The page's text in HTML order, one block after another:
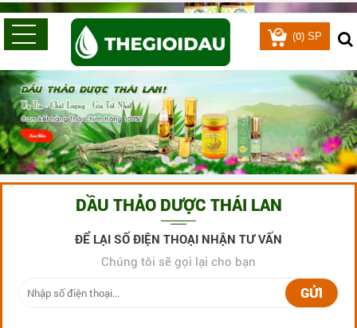
(0) SP
DẦU THẢO DƯỢC THÁI LAN
ĐỂ LẠI SỐ ĐIỆN THOẠI NHẬN TƯ VẤN
Chúng tôi sẽ gọi lại cho bạn
GỬI